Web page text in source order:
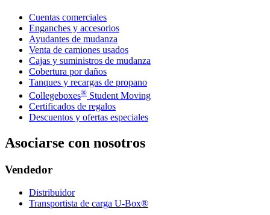
Cuentas comerciales
Enganches y accesorios
Ayudantes de mudanza
Venta de camiones usados
Cajas y suministros de mudanza
Cobertura por daños
Tanques y recargas de propano
Collegeboxes® Student Moving
Certificados de regalos
Descuentos y ofertas especiales
Asociarse con nosotros
Vendedor
Distribuidor
Transportista de carga U-Box®